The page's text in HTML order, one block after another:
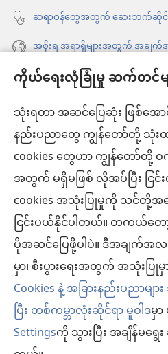
ကိုယ်ရေးလုံခြုံမှု ဆက်တင်မ
သုံးရတာ အဆင်ပြေဆုံး ဖြစ်အေ
နည်းပညာတွေ ကျွန်တော်တို့ သုံး
cookies တွေဟာ ကျွန်တော်
အတွက် မရှိမဖြစ် လိုအပ်ပြီး ငြ
cookies အသုံးပြုမှုကို သင်တို့
ငြင်းပယ်နိုင်ပါတယ်။ တကယ်တ
ပိုအဆင်ပြေဖို့ပါပဲ။ ဒီအချက်အ
မှာ၊ စီးပွားရေးအတွက် အသုံးပြု
Cookies နဲ့ အခြားနည်းပညာမ
ပြီး တစ်ကမ္ဘာလုံးဆိုင်ရာ မူဝါဒမှ
Settingsကို သွားပြီး အချိန်မရွေ
ဆရာဝန်တွေအတွက် ဆေးဘက်ဆိုင်
အစိုးရ အရာရှိများအတွက် အခ
အကူအညီ
အလှူငွေ
(window
အသစ်
ဖွ
င့်
နေ
ပါ
တယ်)
ကင်းမျှော်စင် အွန်လိုင်းစာကြည့်
(window
အသစ်
ဖွ
င့်
နေ
ပါ
တယ်)
JW Hub®
(window
အသစ်
ဖွ
င့်
နေ
ပါ
တယ်)
JW Library®
ကင်းမျှော်စင် စာကြည့်တိုက်
Copyright© 2026 Watch Tower Bible